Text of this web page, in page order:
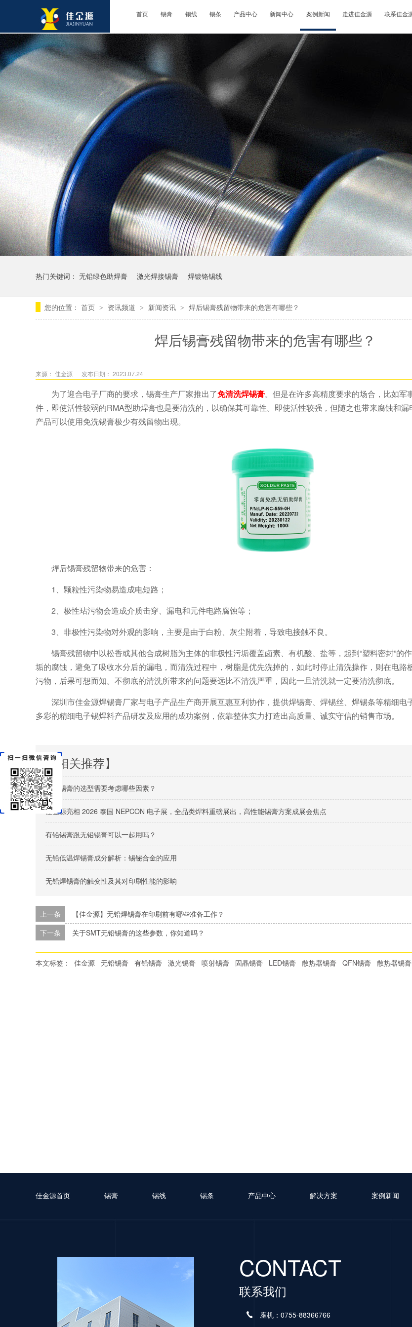
首页 锡膏 锡线 锡条 产品中心 新闻中心 案例新闻 走进佳金源 联系佳金
热门关键词： 无铅绿色助焊膏 激光焊接锡膏 焊镀铬锡线
您的位置： 首页 > 资讯频道 > 新闻资讯 > 焊后锡膏残留物带来的危害有哪些？
焊后锡膏残留物带来的危害有哪些？
来源： 佳金源 发布日期： 2023.07.24
为了迎合电子厂商的要求，锡膏生产厂家推出了免清洗焊锡膏。但是在许多高精度要求的场合，比如军
件，即使活性较弱的RMA型助焊膏也是要清洗的，以确保其可靠性。即使活性较强，但随之也带来腐蚀和
产品可以使用免洗锡膏极少有残留物出现。
焊后锡膏残留物带来的危害：
1、颗粒性污染物易造成电短路；
2、极性玷污物会造成介质击穿、漏电和元件电路腐蚀等；
3、非极性污染物对外观的影响，主要是由于白粉、灰尘附着，导致电接触不良。
锡膏残留物中以松香或其他合成树脂为主体的非极性污垢覆盖卤素、有机酸、盐等，起到“塑料密封”的
垢的腐蚀，避免了吸收水分后的漏电，而清洗过程中，树脂是优先洗掉的，如此时停止清洗操作，则在电路
污物，后果可想而知。不彻底的清洗所带来的问题要远比不清洗严重，因此一旦清洗就一定要清洗彻底。
深圳市佳金源焊锡膏厂家与电子产品生产商开展互惠互利协作，提供焊锡膏、焊锡丝、焊锡条等精细电
多彩的精细电子锡焊料产品研发及应用的成功案例，依靠整体实力打造出高质量、诚实守信的销售市场。
【相关推荐】
无铅锡膏的选型需要考虑哪些因素？
佳金源亮相 2026 泰国 NEPCON 电子展，全品类焊料重磅展出，高性能锡膏方案成展会焦点
有铅锡膏跟无铅锡膏可以一起用吗？
无铅低温焊锡膏成分解析：锡铋合金的应用
无铅焊锡膏的触变性及其对印刷性能的影响
上一条
【佳金源】无铅焊锡膏在印刷前有哪些准备工作？
下一条 关于SMT无铅锡膏的这些参数，你知道吗？
本文标签： 佳金源 无铅锡膏 有铅锡膏 激光锡膏 喷射锡膏 固晶锡膏 LED锡膏 散热器锡膏 QFN锡膏 散热器锡膏
佳金源首页 锡膏 锡线 锡条 产品中心 解决方案 案例新闻
CONTACT
联系我们
座机：0755-88366766